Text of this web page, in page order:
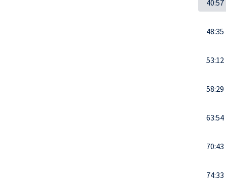
40:57
48:35
53:12
58:29
63:54
70:43
74:33